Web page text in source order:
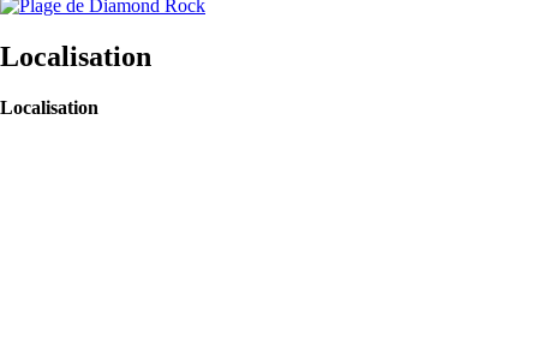
Localisation
Localisation